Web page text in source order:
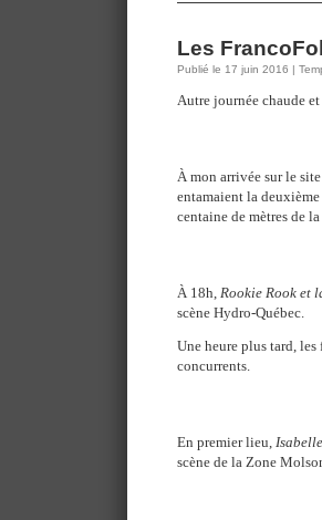
Les
Publié le 17 juin 2016 |
Autre journée chaude
À mon arrivée sur le
entamaient la
centaine de mètres de
À 18h, Rookie Rook et
scène Hydro-Québec.
Une heure plus tard,
concurrents.
En premier lieu,
scène de la Zone